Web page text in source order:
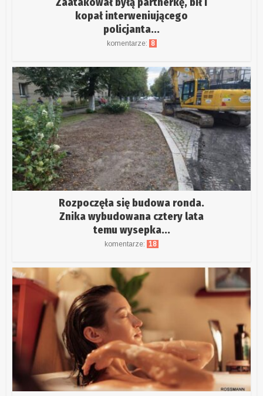
kopał interweniującego
policjanta...
komentarze: 8
Rozpoczęła się budowa ronda.
Znika wybudowana cztery lata
temu wysepka...
komentarze: 18